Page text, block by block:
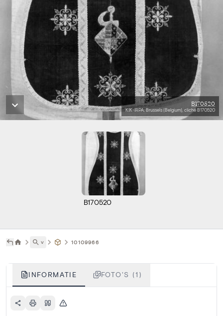
B170520
KIK-IRPA, Brussels (Belgium), cliché B170520
B170520
˅ 10109966
INFORMATIE FOTO'S (1)